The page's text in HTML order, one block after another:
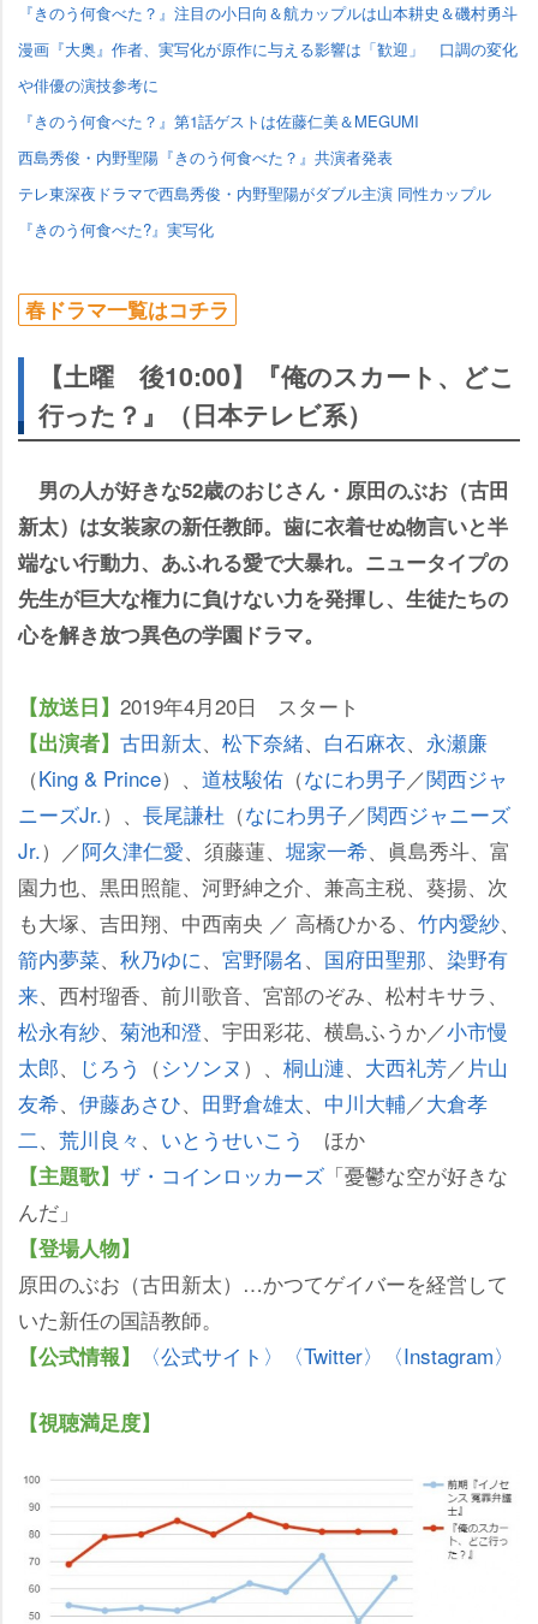
『きのう何食べた？』注目の小日向＆航カップルは山本耕史＆磯村勇斗
漫画『大奥』作者、実写化が原作に与える影響は「歓迎」 口調の変化
俳優の演技参考に
『きのう何食べた？』第1話ゲストは佐藤仁美＆MEGUMI
西島秀俊・内野聖陽『きのう何食べた？』共演者発表
テレ東深夜ドラマで西島秀俊・内野聖陽がダブル主演 同性カップル
『きのう何食べた?』実写化
春ドラマ一覧はコチラ
【土曜 後10:00】『俺のスカート、どこ
行った？』（日本テレビ系）
男の人が好きな52歳のおじさん・原田のぶお（古田
新太）は女装家の新任教師。歯に衣着せぬ物言いと半
端ない行動力、あふれる愛で大暴れ。ニュータイプの
先生が巨大な権力に負けない力を発揮し、生徒たちの
心を解き放つ異色の学園ドラマ。
【放送日】 2019年4月20日 スタート
【出演者】 古田新太、 松下奈緒、 白石麻衣、 永瀬廉
（King & Prince）、 道枝駿佑 （なにわ男子／関西ジャ
ニーズJr.）、 長尾謙杜 （なにわ男子／関西ジャニーズ
Jr.）／阿久津仁愛、須藤蓮、 堀家一希、眞島秀斗、富
園力也、黒田照龍、河野紳之介、兼高主税、葵揚、次
も大塚、吉田翔、中西南央 ／ 高橋ひかる、 竹内愛紗、
箭内夢菜、 秋乃ゆに、 宮野陽名、 国府田聖那、 染野有
来、西村瑠香、前川歌音、宮部のぞみ、松村キサラ、
松永有紗、 菊池和澄、宇田彩花、横島ふうか／小市慢
太郎、 じろう （シソンヌ ）、 桐山漣、 大西礼芳／片山
友希、 伊藤あさひ、 田野倉雄太、 中川大輔／大倉孝
二、 荒川良々 、 いとうせいこう ほか
【主題歌】 ザ・コインロッカーズ 「憂鬱な空が好きな
んだ」
【登場人物】
原田のぶお（古田新太）…かつてゲイバーを経営して
いた新任の国語教師。
【公式情報】 〈公式サイト〉 〈Twitter〉 〈Instagram〉
【視聴満足度】